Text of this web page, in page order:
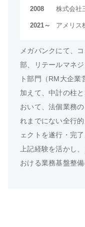
2008 株式会社
2021～ アメリス
メガバンクにて、
部、リテールマネ
ト部門（RM大企業
加えて、中計の柱
おいて、法個業務
れまでにない全行
ェクトを遂行・完了
上記経験を活かし
おける業務基盤整